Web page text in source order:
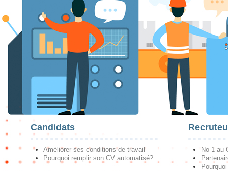
Candidats
Améliorer ses conditions de travail
Pourquoi remplir son CV automatisé?
No 1 au